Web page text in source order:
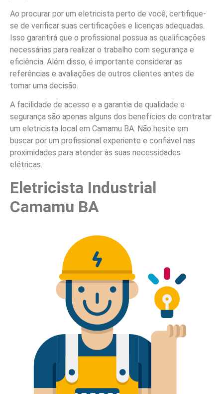
Ao procurar por um eletricista perto de você, certifique-
se de verificar suas certificações e licenças adequadas.
Isso garantirá que o profissional possua as qualificações
necessárias para realizar o trabalho com segurança e
eficiência. Além disso, é importante considerar as
referências e avaliações de outros clientes antes de
tomar uma decisão.
A facilidade de acesso e a garantia de qualidade e
segurança são apenas alguns dos benefícios de contratar
um eletricista local em Camamu BA. Não hesite em
buscar por um profissional experiente e confiável nas
proximidades para atender às suas necessidades
elétricas.
Eletricista Industrial
Camamu BA